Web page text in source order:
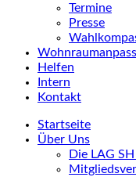
Termine
Presse
Helfen
Intern
Kontakt
Startseite
Über Uns
Die LAG